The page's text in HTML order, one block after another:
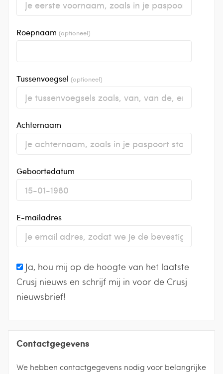
Roepnaam (optioneel)
Tussenvoegsel (optioneel)
Achternaam
Geboortedatum
E-mailadres
Ja, hou mij op de hoogte van het laatste
Crusj nieuws en schrijf mij in voor de Crusj
nieuwsbrief!
Contactgegevens
We hebben contactgegevens nodig voor belangrijke